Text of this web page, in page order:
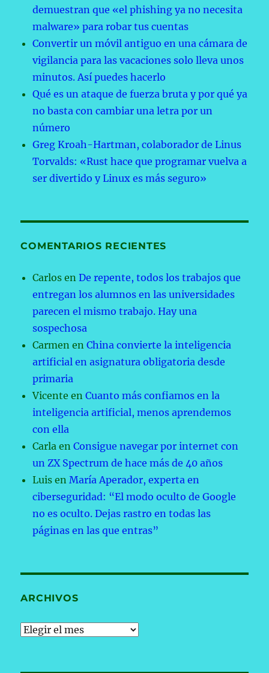
demuestran que «el phishing ya no necesita
malware» para robar tus cuentas
Convertir un móvil antiguo en una cámara de
vigilancia para las vacaciones solo lleva unos
minutos. Así puedes hacerlo
Qué es un ataque de fuerza bruta y por qué ya
no basta con cambiar una letra por un
número
Greg Kroah-Hartman, colaborador de Linus
Torvalds: «Rust hace que programar vuelva a
ser divertido y Linux es más seguro»
COMENTARIOS RECIENTES
Carlos enDe repente, todos los trabajos que
entregan los alumnos en las universidades
parecen el mismo trabajo. Hay una
sospechosa
Carmen enChina convierte la inteligencia
artificial en asignatura obligatoria desde
primaria
Vicente enCuanto más confiamos en la
inteligencia artificial, menos aprendemos
con ella
Carla enConsigue navegar por internet con
un ZX Spectrum de hace más de 40 años
Luis enMaría Aperador, experta en
ciberseguridad: “El modo oculto de Google
no es oculto. Dejas rastro en todas las
páginas en las que entras”
ARCHIVOS
Archivos